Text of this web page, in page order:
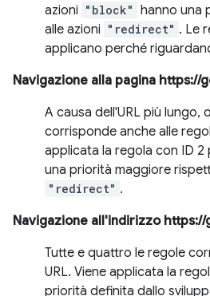
azioni "block" hanno una
alle azioni "redirect" . Le
applicano perché
Navigazione alla pagina https://
A causa dell'URL più lungo,
corrisponde anche alle
applicata la regola con ID 2
una priorità maggiore
"redirect" .
Navigazione all'indirizzo https://
Tutte e quattro le regole
URL. Viene applicata la
priorità definita dallo